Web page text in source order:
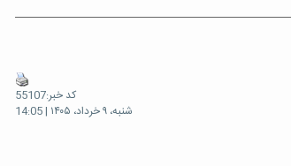
کد خبر:55107
شنبه، ۹ خرداد، ۱۴۰۵ | 14:05